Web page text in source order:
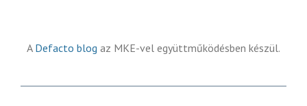
A Defacto blog az MKE-vel együttműködésben készül.